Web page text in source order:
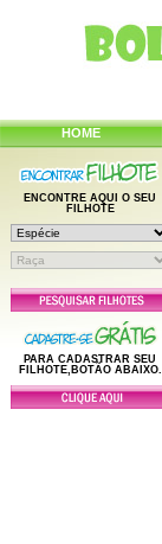
HOME
ENCONTRE AQUI O SEU
FILHOTE
PARA CADASTRAR SEU
FILHOTE,BOTÃO ABAIXO.